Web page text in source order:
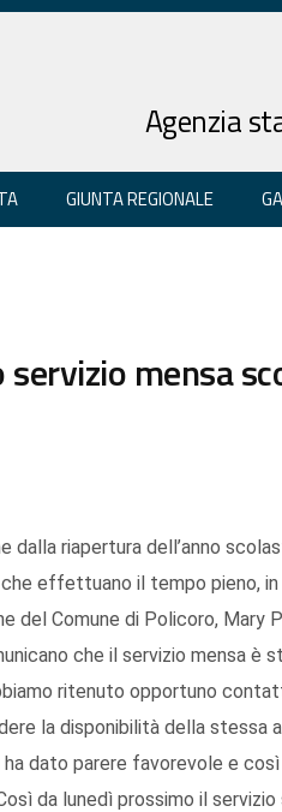
Agenzia
GIUNTA REGIONALE
mensa
dalla riapertura dell’anno
effettuano il tempo pieno, in
del Comune di Policoro, Mary
che il servizio mensa è
ritenuto opportuno
la disponibilità della
ha dato parere favorevole e
da lunedì prossimo il